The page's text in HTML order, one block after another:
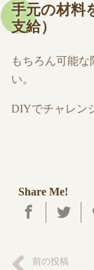
手元の材料
支給）
もちろん可能
い。
DIYでチャレン
Share Me!
前の投稿